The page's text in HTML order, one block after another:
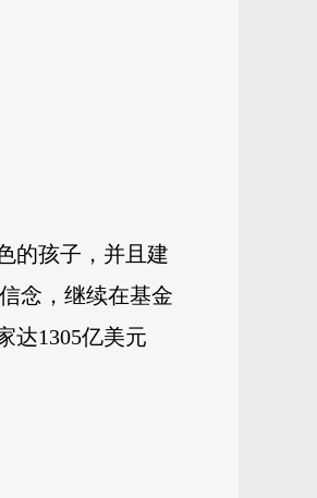
的孩子，并且建
念，继续在基金
达1305亿美元